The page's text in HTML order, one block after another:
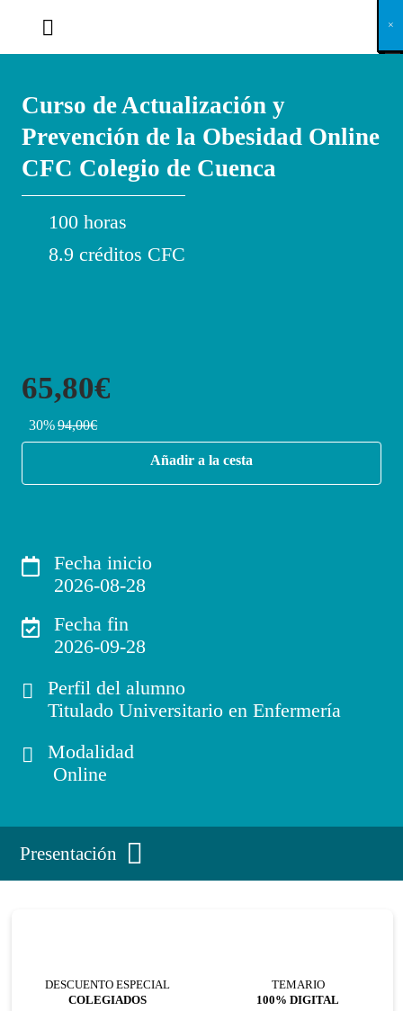
Curso de Actualización y
Prevención de la Obesidad Online
CFC Colegio de Cuenca
100 horas
8.9 créditos CFC
65,80€
30%94,00€
Añadir a la cesta
Fecha inicio
2026-08-28
Fecha fin
2026-09-28
Perfil del alumno
Titulado Universitario en Enfermería
Modalidad
Online
Presentación
DESCUENTO ESPECIAL
COLEGIADOS
TEMARIO
100% DIGITAL
X
×
×
×
×
×
×
×
×
×
×
×
×
×
×
×
×
×
×
×
×
×
×
×
×
×
×
×
×
×
×
×
×
×
×
×
×
×
×
×
×
×
×
×
×
×
×
×
×
×
×
×
×
×
×
×
×
×
×
×
×
×
×
×
×
×
×
×
×
×
×
×
×
×
×
×
×
×
×
×
×
×
×
×
×
×
×
×
×
×
×
×
×
×
×
×
×
×
×
×
×
×
×
×
×
×
×
×
×
×
×
×
×
×
×
×
×
×
×
×
×
×
×
×
×
×
×
×
×
×
×
×
×
×
×
×
×
×
×
×
×
×
×
×
×
×
×
×
×
×
×
×
×
×
×
×
×
×
×
×
×
×
×
×
×
×
×
×
×
×
×
×
×
×
×
×
×
×
×
×
×
×
×
×
×
×
×
×
×
×
×
×
×
×
×
×
×
×
×
×
×
×
×
×
×
×
×
×
×
×
×
×
×
×
×
×
×